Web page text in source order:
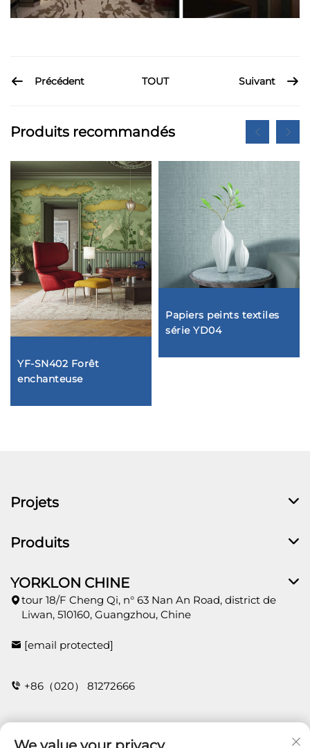
Précédent TOUT Suivant
Produits recommandés
YF-SN402 Forêt
enchanteuse
Papiers peints textiles
série YD04
Projets
Produits
YORKLON CHINE
tour 18/F Cheng Qi, n° 63 Nan An Road, district de
Liwan, 510160, Guangzhou, Chine
[email protected]
+86（020） 81272666
CONTACT